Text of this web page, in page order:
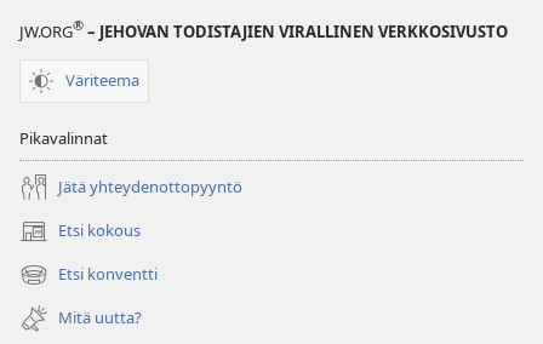
JW.ORG® – JEHOVAN TODISTAJIEN VIRALLINEN VERKKOSIVUSTO
Väriteema
Pikavalinnat
Jätä yhteydenottopyyntö
Etsi kokous
(avaa
uuden
ikkunan)
Etsi konventti
(avaa
uuden
ikkunan)
Mitä uutta?